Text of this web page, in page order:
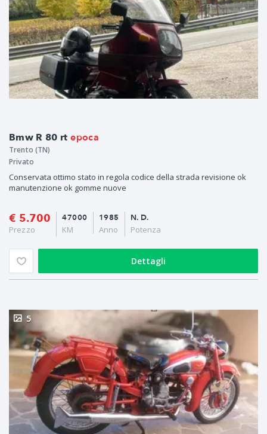
Bmw R 80 rt epoca
Trento (TN)
Privato
Conservata ottimo stato in regola codice della strada revisione ok
manutenzione ok gomme nuove
€ 5.700
Prezzo
1985
Anno
47000
KM
N. D.
Potenza
Dettagli
5